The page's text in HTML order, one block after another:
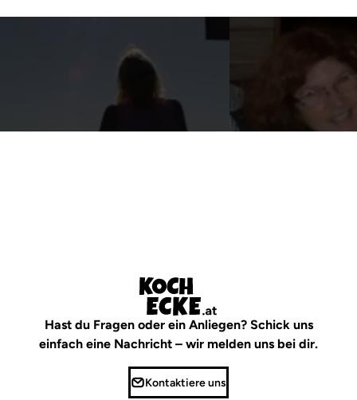
Hast du Fragen oder ein Anliegen? Schick uns
einfach eine Nachricht – wir melden uns bei dir.
Kontaktiere uns